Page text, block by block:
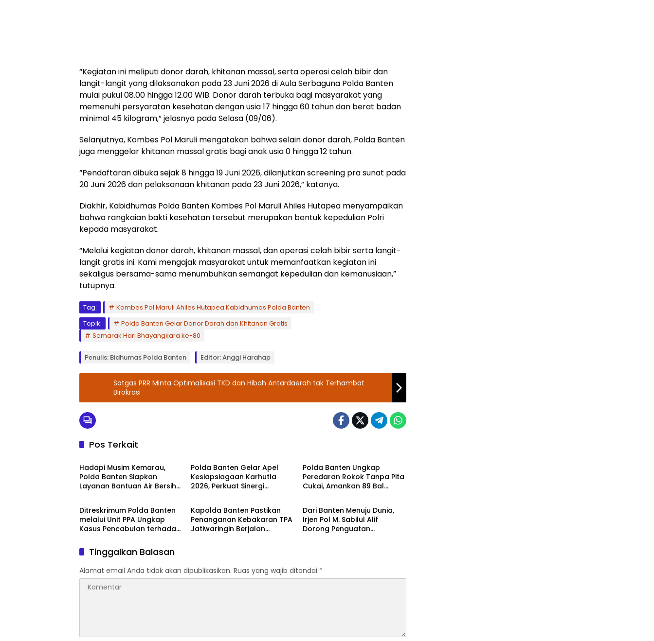
“Kegiatan ini meliputi donor darah, khitanan massal, serta operasi celah bibir dan
langit-langit yang dilaksanakan pada 23 Juni 2026 di Aula Serbaguna Polda Banten
mulai pukul 08.00 hingga 12.00 WIB. Donor darah terbuka bagi masyarakat yang
memenuhi persyaratan kesehatan dengan usia 17 hingga 60 tahun dan berat badan
minimal 45 kilogram,” jelasnya pada Selasa (09/06).
Selanjutnya, Kombes Pol Maruli mengatakan bahwa selain donor darah, Polda Banten
juga menggelar khitanan massal gratis bagi anak usia 0 hingga 12 tahun.
“Pendaftaran dibuka sejak 8 hingga 19 Juni 2026, dilanjutkan screening pra sunat pada
20 Juni 2026 dan pelaksanaan khitanan pada 23 Juni 2026,” katanya.
Diakhir, Kabidhumas Polda Banten Kombes Pol Maruli Ahiles Hutapea menyampaikan
bahwa rangkaian bakti kesehatan tersebut merupakan bentuk kepedulian Polri
kepada masyarakat.
“Melalui kegiatan donor darah, khitanan massal, dan operasi celah bibir serta langit-
langit gratis ini. Kami mengajak masyarakat untuk memanfaatkan kegiatan ini
sekaligus bersama-sama menumbuhkan semangat kepedulian dan kemanusiaan,”
tutupnya.
Tag:
Kombes Pol Maruli Ahiles Hutapea Kabidhumas Polda Banten
Topik:
Polda Banten Gelar Donor Darah dan Khitanan Gratis
Semarak Hari Bhayangkara ke-80
Penulis: Bidhumas Polda Banten Editor: Anggi Harahap
Satgas PRR Minta Optimalisasi TKD dan Hibah Antardaerah tak Terhambat
Birokrasi
Pos Terkait
Polda Banten
Hadapi Musim Kemarau,
Polda Banten Siapkan
Layanan Bantuan Air Bersih
Polda Banten Gelar Apel
Kesiapsiagaan Karhutla
2026, Perkuat Sinergi
Polda Banten Ungkap
Peredaran Rokok Tanpa Pita
Cukai, Amankan 89 Bal
Polda Banten
Ditreskrimum Polda Banten
melalui Unit PPA Ungkap
Kasus Pencabulan terhadap
Polda Banten
Kapolda Banten Pastikan
Penanganan Kebakaran TPA
Jatiwaringin Berjalan
Polda Banten
Dari Banten Menuju Dunia,
Irjen Pol M. Sabilul Alif
Dorong Penguatan
Tinggalkan Balasan
Alamat email Anda tidak akan dipublikasikan. Ruas yang wajib ditandai *